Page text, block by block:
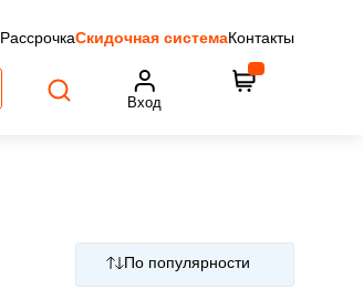
РассрочкаСкидочная системаКонтакты
Вход
По популярности